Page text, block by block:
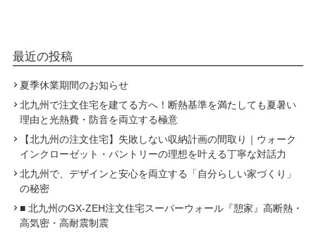
最近の投稿
夏季休業期間のお知らせ
北九州で注文住宅を建てる方へ！断熱基準を満たしても夏暑い
理由と光熱費・防音を両立する極意
【北九州の注文住宅】失敗しない収納計画の間取り｜ウォーク
インクローゼット・パントリーの理想を叶える丁寧な対話力
北九州で、デザインと安心を両立する「自分らしい家づくり」
の秘密
■ 北九州のGX-ZEH注文住宅スーパーウォール『憩家』高断熱・
高気密・高耐震制震